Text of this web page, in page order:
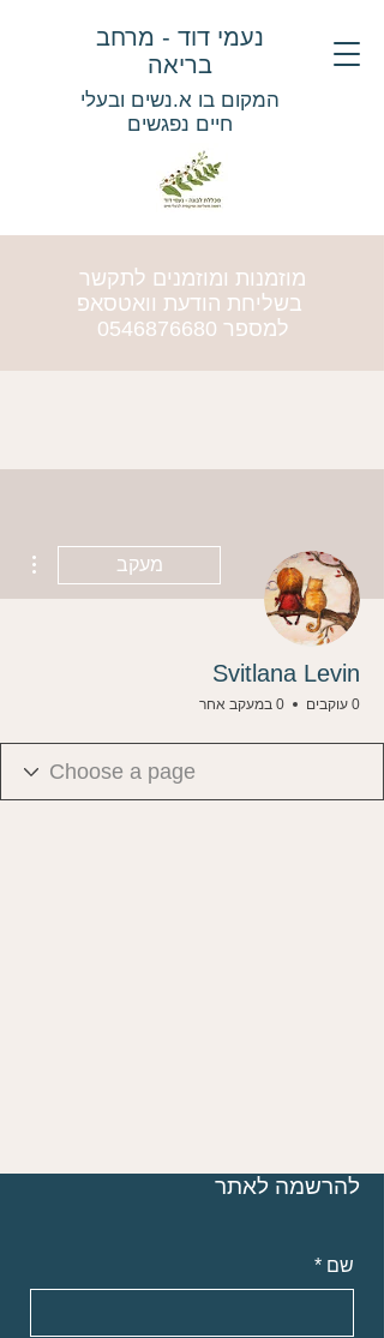
נעמי דוד - מרחב
בריאה
המקום בו א.נשים ובעלי
חיים נפגשים
מוזמנות ומוזמנים לתקשר
בשליחת הודעת וואטסאפ
למספר 0546876680
מעקב
Svitlana Levin
0 עוקבים 0 במעקב אחר
להרשמה לאתר
שם *